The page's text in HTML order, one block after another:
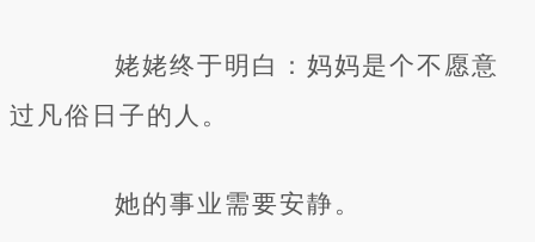
姥姥终于明白：妈妈是个不愿意
过凡俗日子的人。
她的事业需要安静。